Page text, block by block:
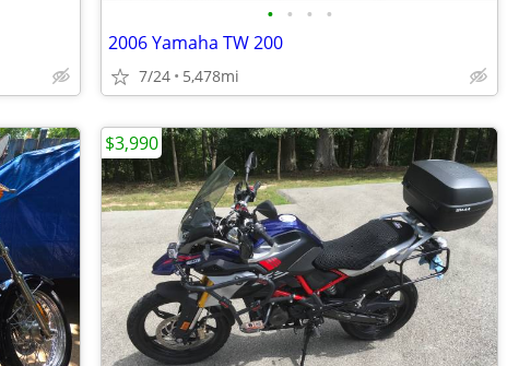
• • • •
2006 Yamaha TW 200
7/24 5,478mi
$3,990